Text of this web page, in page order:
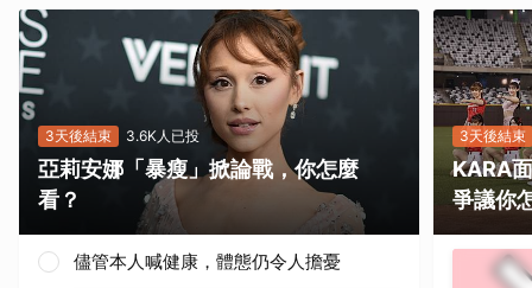
3天後結束 3.6K人已投
亞莉安娜「暴瘦」掀論戰，你怎麼
看？
儘管本人喊健康，體態仍令人擔憂
3天後結束
KARA
爭議你